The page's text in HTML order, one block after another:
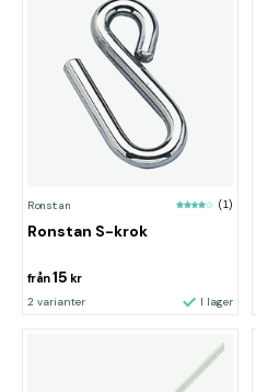
Ronstan (1)
Ronstan S-krok
från15 kr
2 varianter I lager